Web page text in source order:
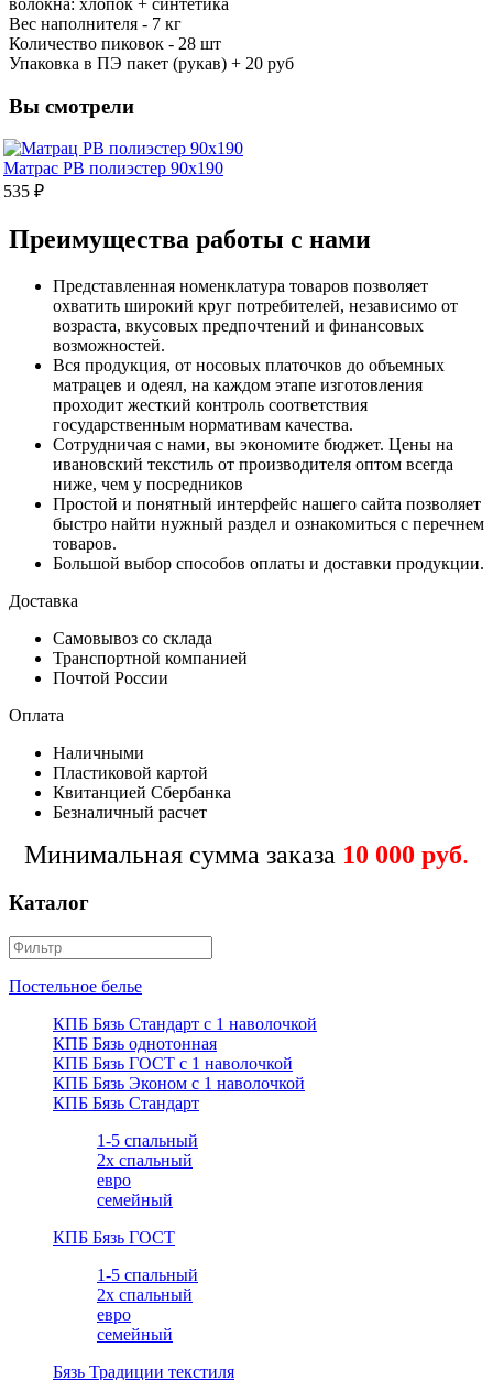
Вес наполнителя - 7 кг
Количество пиковок - 28 шт
Упаковка в ПЭ пакет (рукав) + 20 руб
Вы смотрели
Матрас РВ полиэстер 90х190
535 ₽
Преимущества работы с нами
Представленная номенклатура товаров позволяет
охватить широкий круг потребителей, независимо от
возраста, вкусовых предпочтений и финансовых
возможностей.
Вся продукция, от носовых платочков до объемных
матрацев и одеял, на каждом этапе изготовления
проходит жесткий контроль соответствия
государственным нормативам качества.
Сотрудничая с нами, вы экономите бюджет. Цены на
ивановский текстиль от производителя оптом всегда
ниже, чем у посредников
Простой и понятный интерфейс нашего сайта позволяет
быстро найти нужный раздел и ознакомиться с перечнем
товаров.
Большой выбор способов оплаты и доставки продукции.
Доставка
Самовывоз со склада
Транспортной компанией
Почтой России
Оплата
Наличными
Пластиковой картой
Квитанцией Сбербанка
Безналичный расчет
Минимальная сумма заказа 10 000 руб.
Каталог
Постельное белье
КПБ Бязь Стандарт c 1 наволочкой
КПБ Бязь однотонная
КПБ Бязь ГОСТ c 1 наволочкой
КПБ Бязь Эконом с 1 наволочкой
КПБ Бязь Стандарт
1-5 спальный
2х спальный
евро
семейный
КПБ Бязь ГОСТ
1-5 спальный
2х спальный
евро
семейный
Бязь Традиции текстиля